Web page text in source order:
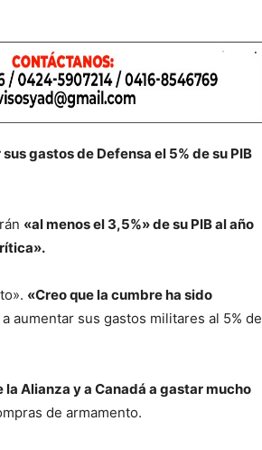
gastos de Defensa el 5% de su PIB
«al menos el 3,5%» de su PIB al año
«Creo que la cumbre ha sido
aumentar sus gastos militares al 5% de
Alianza y a Canadá a gastar mucho
de armamento.